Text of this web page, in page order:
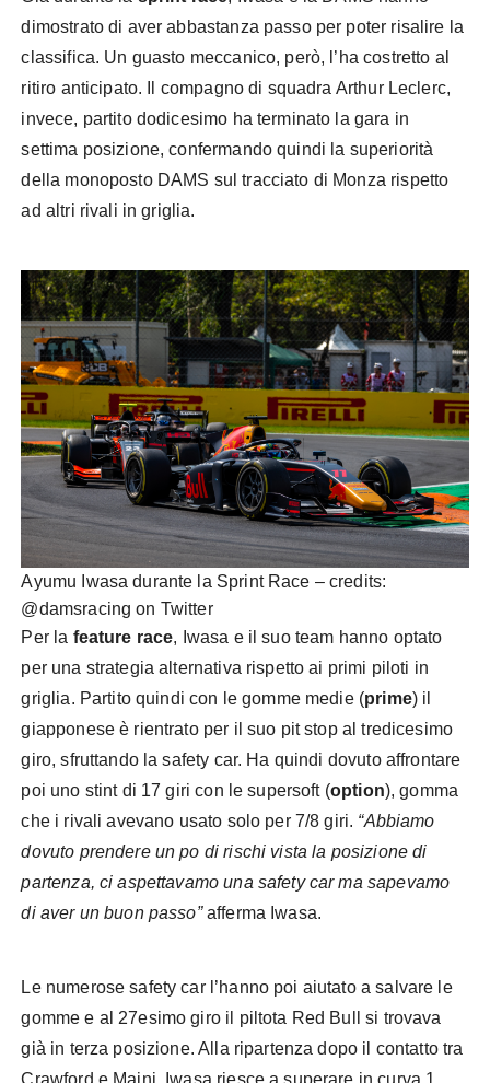
dimostrato di aver abbastanza passo per poter risalire la
classifica. Un guasto meccanico, però, l’ha costretto al
ritiro anticipato. Il compagno di squadra Arthur Leclerc,
invece, partito dodicesimo ha terminato la gara in
settima posizione, confermando quindi la superiorità
della monoposto DAMS sul tracciato di Monza rispetto
ad altri rivali in griglia.
Ayumu Iwasa durante la Sprint Race – credits:
@damsracing on Twitter
Per la feature race, Iwasa e il suo team hanno optato
per una strategia alternativa rispetto ai primi piloti in
griglia. Partito quindi con le gomme medie (prime) il
giapponese è rientrato per il suo pit stop al tredicesimo
giro, sfruttando la safety car. Ha quindi dovuto affrontare
poi uno stint di 17 giri con le supersoft (option), gomma
che i rivali avevano usato solo per 7/8 giri. “Abbiamo
dovuto prendere un po di rischi vista la posizione di
partenza, ci aspettavamo una safety car ma sapevamo
di aver un buon passo”afferma Iwasa.
Le numerose safety car l’hanno poi aiutato a salvare le
gomme e al 27esimo giro il piltota Red Bull si trovava
già in terza posizione. Alla ripartenza dopo il contatto tra